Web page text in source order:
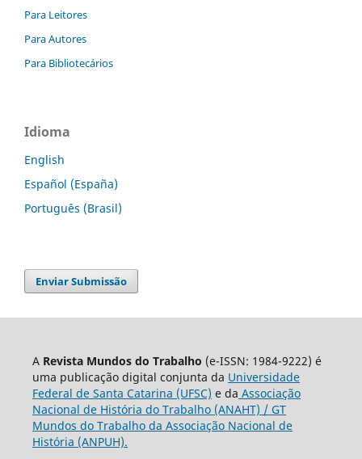
Para Leitores
Para Autores
Para Bibliotecários
Idioma
English
Español (España)
Português (Brasil)
Enviar Submissão
A Revista Mundos do Trabalho (e-ISSN: 1984-9222) é
uma publicação digital conjunta da Universidade
Federal de Santa Catarina (UFSC) e da Associação
Nacional de História do Trabalho (ANAHT) / GT
Mundos do Trabalho da Associação Nacional de
História (ANPUH).